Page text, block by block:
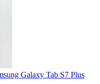
Galaxy Tab S7 Plus